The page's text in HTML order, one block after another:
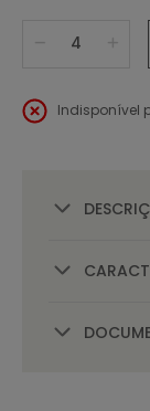
Indisponível